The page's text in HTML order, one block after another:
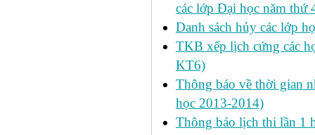
các lớp Đại học năm thứ
Danh sách hủy các lớp
TKB xếp lịch cứng các
KT6)
Thông báo về thời gian
học 2013-2014)
Thông báo lịch thi lần 1